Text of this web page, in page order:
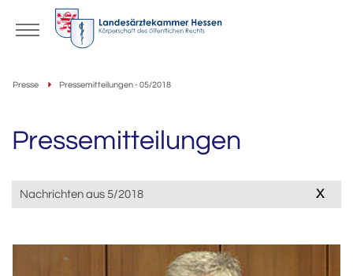
Presse Pressemitteilungen - 05/2018
Pressemitteilungen
Nachrichten aus 5/2018 x